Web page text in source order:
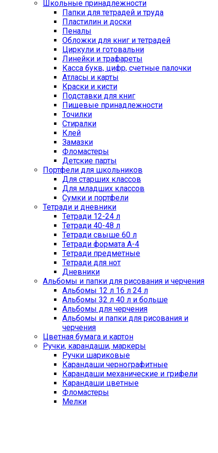
Школьные принадлежности
Папки для тетрадей и труда
Пластилин и доски
Пеналы
Обложки для книг и тетрадей
Циркули и готовальни
Линейки и трафареты
Касса букв, цифр, счетные палочки
Атласы и карты
Краски и кисти
Подставки для книг
Пищевые принадлежности
Точилки
Стиралки
Клей
Замазки
Фломастеры
Детские парты
Портфели для школьников
Для старших классов
Для младших классов
Сумки и портфели
Тетради и дневники
Тетради 12-24 л
Тетради 40-48 л
Тетради свыше 60 л
Тетради формата А-4
Тетради предметные
Тетради для нот
Дневники
Альбомы и папки для рисования и черчения
Альбомы 12 л 16 л 24 л
Альбомы 32 л 40 л и больше
Альбомы для черчения
Альбомы и папки для рисования и
черчения
Цветная бумага и картон
Ручки, карандаши, маркеры
Ручки шариковые
Карандаши чернографитные
Карандаши механические и грифели
Карандаши цветные
Фломастеры
Мелки